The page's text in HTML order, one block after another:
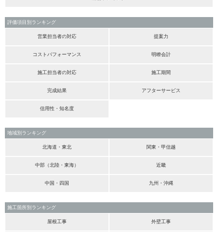
評価項目別ランキング
営業担当者の対応 提案力
コストパフォーマンス 明瞭会計
施工担当者の対応 施工期間
完成結果 アフターサービス
信用性・知名度
地域別ランキング
北海道・東北 関東・甲信越
中部（北陸・東海） 近畿
中国・四国 九州・沖縄
施工箇所別ランキング
屋根工事 外壁工事